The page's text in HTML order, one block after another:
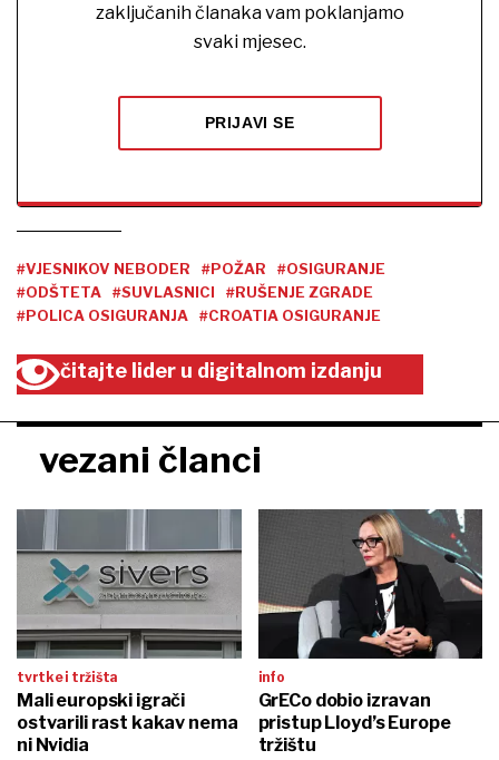
zaključanih članaka vam poklanjamo
svaki mjesec.
PRIJAVI SE
#VJESNIKOV NEBODER #POŽAR
#OSIGURANJE
#ODŠTETA
#SUVLASNICI
#RUŠENJE ZGRADE
#POLICA OSIGURANJA
#CROATIA OSIGURANJE
čitajte lider u digitalnom izdanju
vezani članci
tvrtke i tržišta
Mali europski igrači
ostvarili rast kakav nema
ni Nvidia
info
GrECo dobio izravan
pristup Lloyd’s Europe
tržištu